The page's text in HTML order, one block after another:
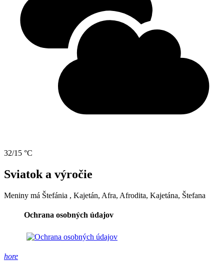
32/15 °C
Sviatok a výročie
Meniny má Štefánia , Kajetán, Afra, Afrodita, Kajetána, Štefana
Ochrana osobných údajov
hore